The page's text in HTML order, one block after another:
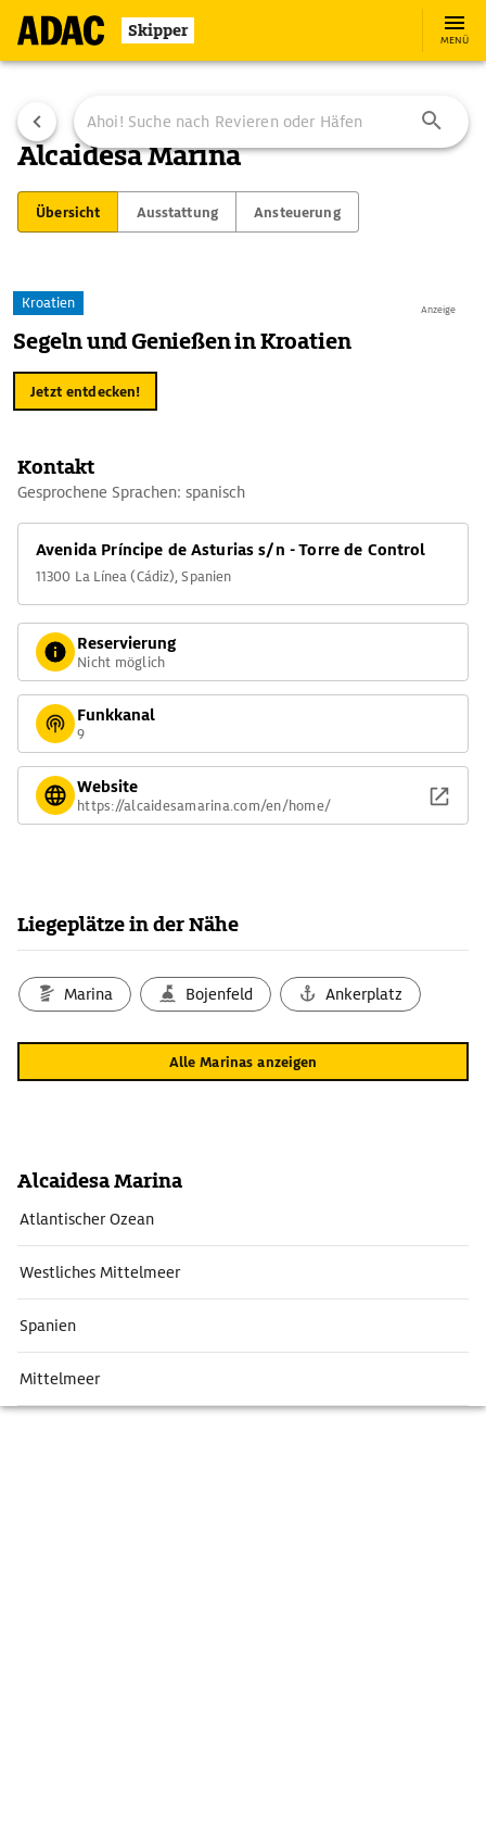
Skipper MENÜ
Alcaidesa Marina
Übersicht Ausstattung Ansteuerung
Anzeige
Kroatien
Segeln und Genießen in Kroatien
Jetzt entdecken!
Kontakt
Gesprochene Sprachen: spanisch
Avenida Príncipe de Asturias s/n - Torre de Control
11300 La Línea (Cádiz), Spanien
Reservierung
Nicht möglich
Funkkanal
9
Website
https://alcaidesamarina.com/en/home/
Liegeplätze in der Nähe
Marina Bojenfeld Ankerplatz
Alle Marinas anzeigen
Alcaidesa Marina
Atlantischer Ozean
Westliches Mittelmeer
Spanien
Mittelmeer